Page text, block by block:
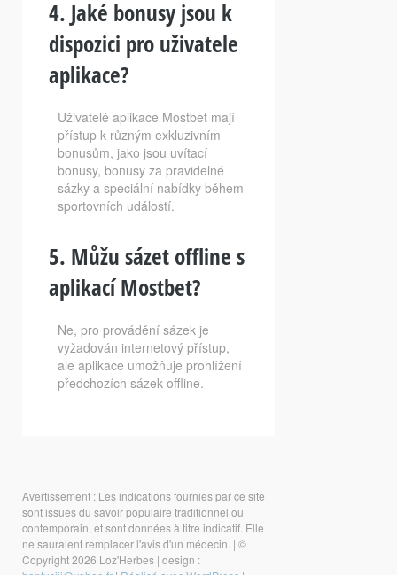
4. Jaké bonusy jsou k
dispozici pro uživatele
aplikace?
Uživatelé aplikace Mostbet mají
přístup k různým exkluzivním
bonusům, jako jsou uvítací
bonusy, bonusy za pravidelné
sázky a speciální nabídky během
sportovních událostí.
5. Můžu sázet offline s
aplikací Mostbet?
Ne, pro provádění sázek je
vyžadován internetový přístup,
ale aplikace umožňuje prohlížení
předchozích sázek offline.
Avertissement : Les indications fournies par ce site
sont issues du savoir populaire traditionnel ou
contemporain, et sont données à titre indicatif. Elle
ne sauraient remplacer l'avis d'un médecin. | ©
Copyright 2026 Loz'Herbes | design :